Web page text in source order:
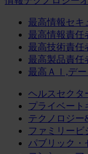
最高情報セキ
最高情報責任
最高技術責任
最高製品責任
最高ＡＩ,デ
ヘルスセクタ
プライベート
テクノロジー
ファミリービ
パブリック・